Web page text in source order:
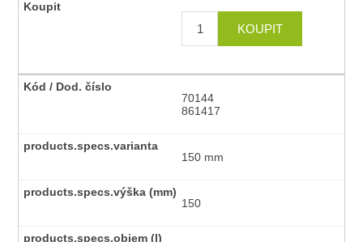
70144
861417
150 mm
150